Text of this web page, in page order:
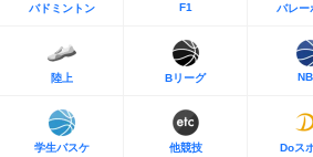
バドミントン F1 バレー
陸上 Bリーグ
学生バスケ 他競技 Doス